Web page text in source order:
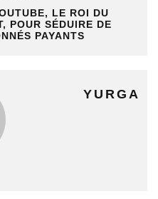
LE ROI DU
POUR SÉDUIRE DE
PAYANTS
YURGA